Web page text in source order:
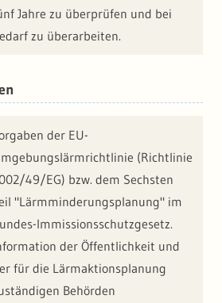
Jahre zu überprüfen und bei
zu überarbeiten.
der EU-
(Richtlinie
49/EG) bzw. dem Sechsten
"Lärmminderungsplanung" im
Immissionsschutzgesetz.
der Öffentlichkeit und
für die Lärmaktionsplanung
Behörden